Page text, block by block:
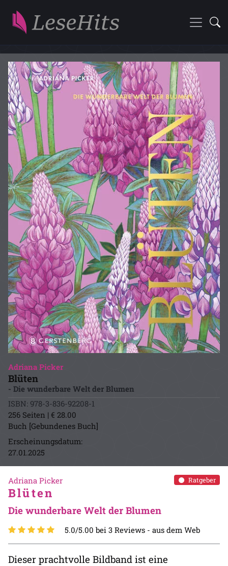
Adriana Picker
Blüten
- Die wunderbare Welt der Blumen
ISBN: 978-3-836-92208-1
256 Seiten | € 28.00
Buch [Gebundenes Buch]
Erscheinungsdatum:
27.01.2025
Ratgeber
Adriana Picker
Blüten
Die wunderbare Welt der Blumen
5.0/5.00 bei 3 Reviews - aus dem Web
Dieser prachtvolle Bildband ist eine